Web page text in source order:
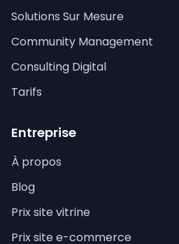
Solutions Sur Mesure
Community Management
Consulting Digital
Tarifs
Entreprise
À propos
Blog
Prix site vitrine
Prix site e-commerce